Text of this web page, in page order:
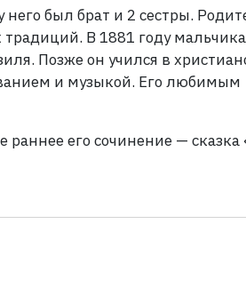
был брат и 2 сестры.
В 1881 году мальчика
Позже он учился в
и музыкой. Его любимым
раннее его сочинение — сказка